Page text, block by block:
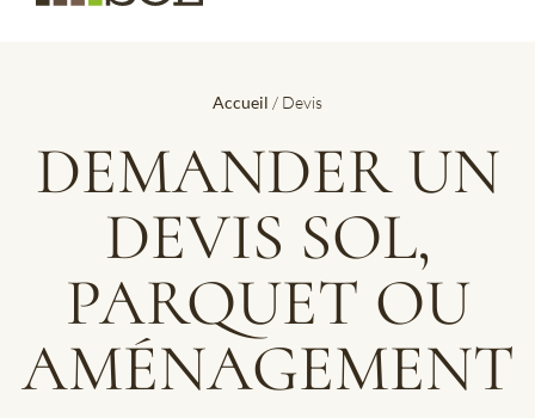
Accueil / Devis
DEMANDER UN
DEVIS SOL,
PARQUET OU
AMÉNAGEMENT